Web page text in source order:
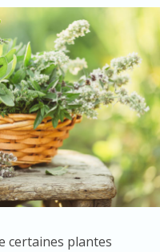
certaines plantes